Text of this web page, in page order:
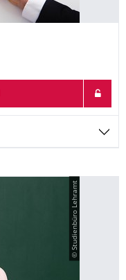
© Studienbüro Lehramt